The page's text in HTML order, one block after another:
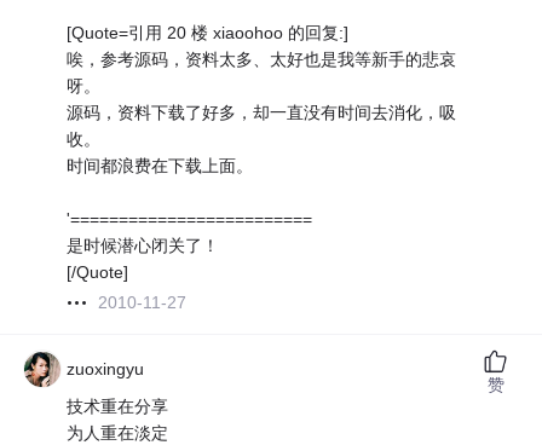
[Quote=引用 20 楼 xiaoohoo 的回复:]
唉，参考源码，资料太多、太好也是我等新手的悲哀
呀。
源码，资料下载了好多，却一直没有时间去消化，吸
收。
时间都浪费在下载上面。
'=========================
是时候潜心闭关了！
[/Quote]
2010-11-27
zuoxingyu
技术重在分享
为人重在淡定
赞